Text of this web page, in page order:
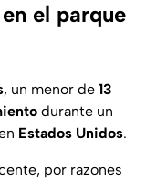
el parque
, un menor de 13
durante un
Estados Unidos.
por razones